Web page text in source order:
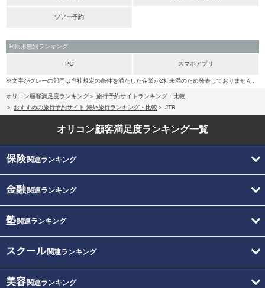
ツアー予約
利用形態別ランキング
PC スマホアプリ
※文字がグレーの部門は当社規定の条件を満たした企業が2社未満のため発表しておりません。
オリコン顧客満足度ランキング
旅行予約サイトランキング・比較
おすすめの旅行予約サイト 海外旅行ランキング・比較
JTB
オリコン顧客満足度ランキング一覧
保険関連ランキング
金融関連ランキング
塾関連ランキング
スクール関連ランキング
美容関連ランキング